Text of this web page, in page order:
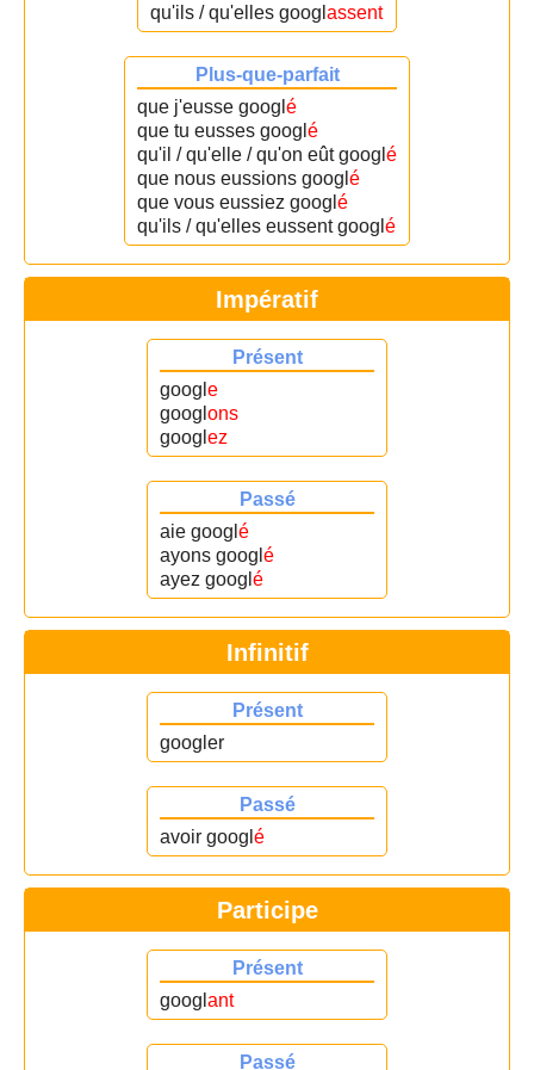
qu'ils / qu'elles googl assent
Plus-que-parfait
que j'eusse googl é
que tu eusses googl é
qu'il / qu'elle / qu'on eût googl é
que nous eussions googl é
que vous eussiez googl é
qu'ils / qu'elles eussent googl é
Impératif
Présent
googl e
googl ons
googl ez
Passé
aie googl é
ayons googl é
ayez googl é
Infinitif
Présent
googler
Passé
avoir googl é
Participe
Présent
googl ant
Passé